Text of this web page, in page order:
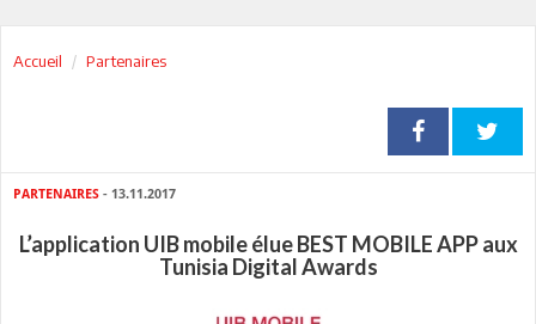
Accueil Partenaires
PARTENAIRES - 13.11.2017
L’application UIB mobile élue BEST MOBILE APP aux
Tunisia Digital Awards